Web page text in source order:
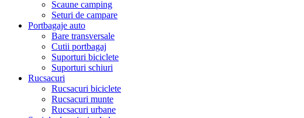
Scaune camping
Seturi de campare
Portbagaje auto
Bare transversale
Cutii portbagaj
Suporturi biciclete
Suporturi schiuri
Rucsacuri
Rucsacuri biciclete
Rucsacuri munte
Rucsacuri urbane